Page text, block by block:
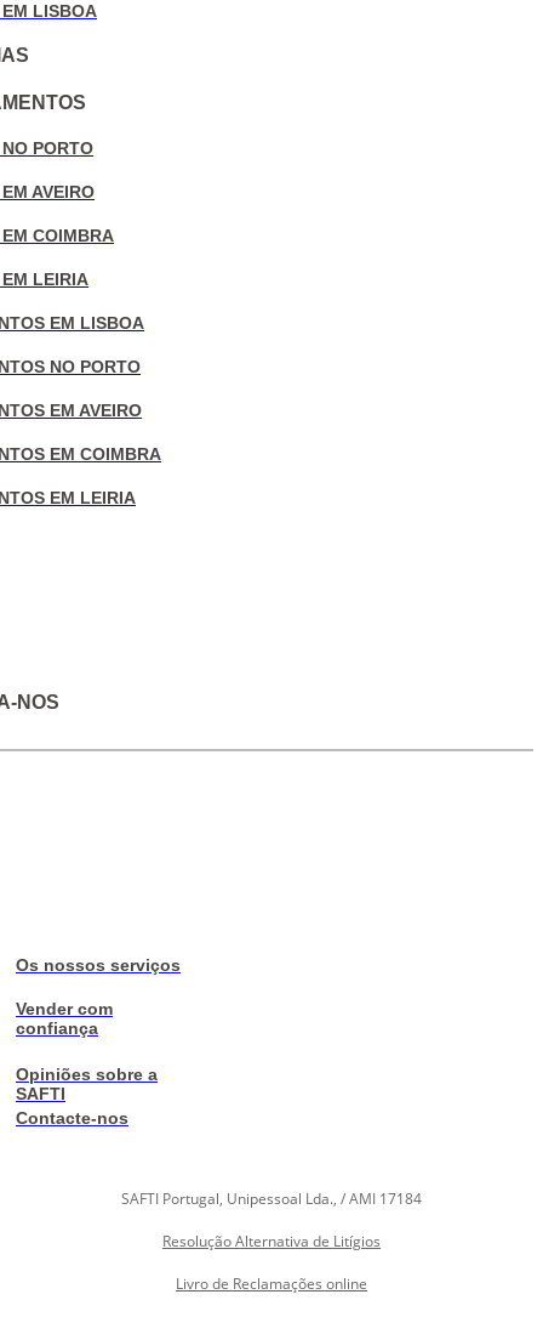
LISBOA
PORTO
AVEIRO
COIMBRA
LEIRIA
EM LISBOA
NO PORTO
EM AVEIRO
EM COIMBRA
EM LEIRIA
NOS
Os nossos serviços
Vender com
confiança
Opiniões sobre a
SAFTI
Contacte-nos
SAFTI Portugal, Unipessoal Lda., / AMI 17184
Resolução Alternativa de Litígios
Livro de Reclamações online